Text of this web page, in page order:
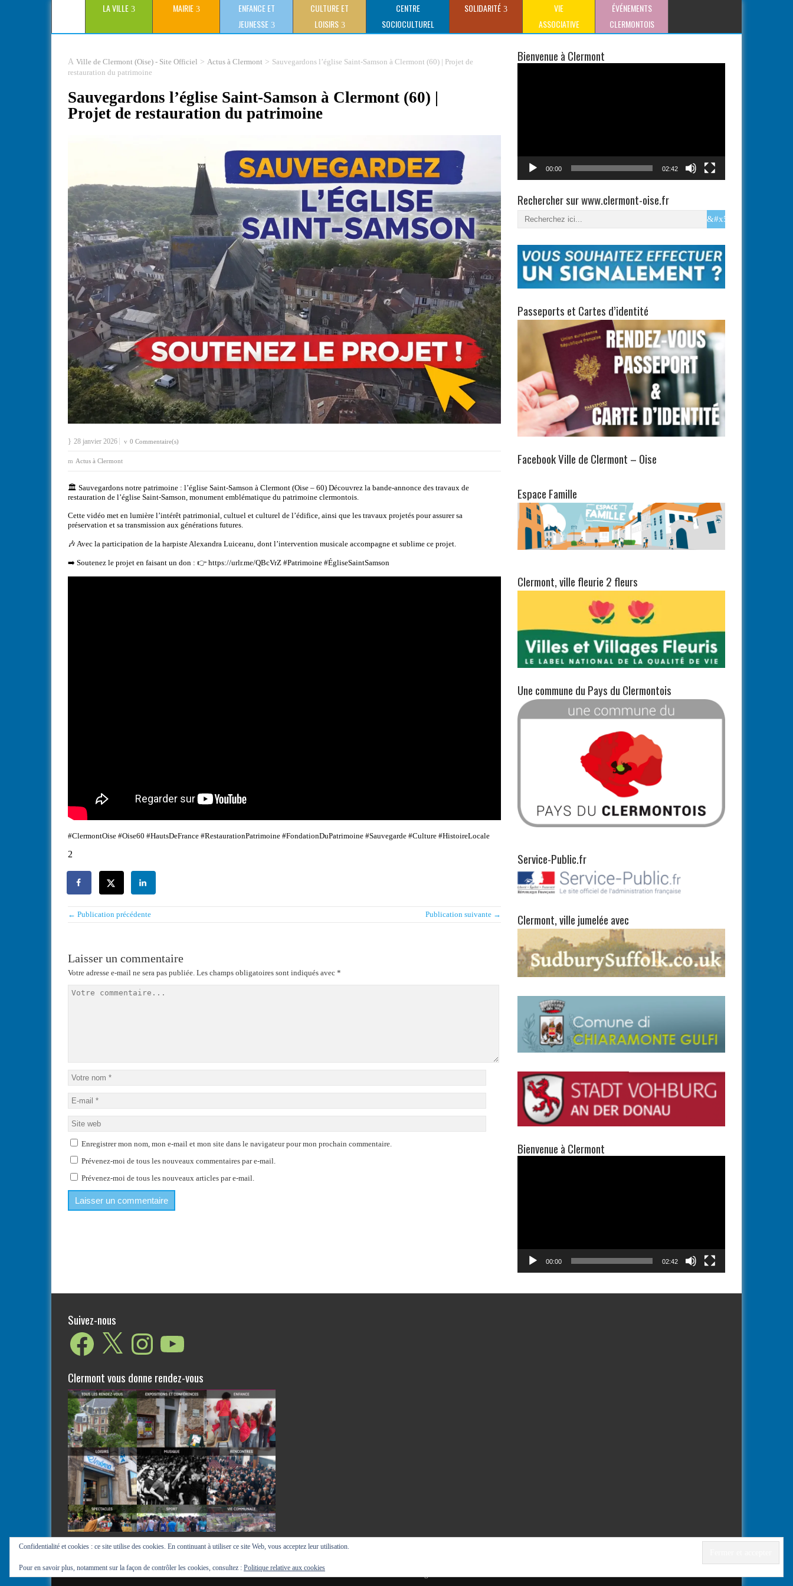
LA VILLE MAIRIE
ENFANCE ET
JEUNESSE
CULTURE ET
LOISIRS
CENTRE
SOCIOCULTUREL
SOLIDARITÉ
VIE
ASSOCIATIVE
ÉVÉNEMENTS
CLERMONTOIS
Ville de Clermont (Oise) - Site Officiel > Actus à Clermont > Sauvegardons l’église Saint-Samson à Clermont (60) | Projet de
restauration du patrimoine
Sauvegardons l’église Saint-Samson à Clermont (60) |
Projet de restauration du patrimoine
28 janvier 2026 0 Commentaire(s)
Actus à Clermont
🏛️ Sauvegardons notre patrimoine : l’église Saint-Samson à Clermont (Oise – 60) Découvrez la bande-annonce des travaux de
restauration de l’église Saint-Samson, monument emblématique du patrimoine clermontois.
Cette vidéo met en lumière l’intérêt patrimonial, cultuel et culturel de l’édifice, ainsi que les travaux projetés pour assurer sa
préservation et sa transmission aux générations futures.
🎶 Avec la participation de la harpiste Alexandra Luiceanu, dont l’intervention musicale accompagne et sublime ce projet.
➡️ Soutenez le projet en faisant un don : 👉 https://urlr.me/QBcVrZ #Patrimoine #ÉgliseSaintSamson
#ClermontOise #Oise60 #HautsDeFrance #RestaurationPatrimoine #FondationDuPatrimoine #Sauvegarde #Culture #HistoireLocale
2
← Publication précédente Publication suivante →
Laisser un commentaire
Votre adresse e-mail ne sera pas publiée. Les champs obligatoires sont indiqués avec *
Enregistrer mon nom, mon e-mail et mon site dans le navigateur pour mon prochain commentaire.
Prévenez-moi de tous les nouveaux commentaires par e-mail.
Prévenez-moi de tous les nouveaux articles par e-mail.
Bienvenue à Clermont
00:00 02:42
Rechercher sur www.clermont-oise.fr
Passeports et Cartes d’identité
Facebook Ville de Clermont – Oise
Espace Famille
Clermont, ville fleurie 2 fleurs
Une commune du Pays du Clermontois
Service-Public.fr
Clermont, ville jumelée avec
Bienvenue à Clermont
00:00 02:42
Suivez-nous
Facebook Instagram
Clermont vous donne rendez-vous
Confidentialité et cookies : ce site utilise des cookies. En continuant à utiliser ce site Web, vous acceptez leur utilisation.
Pour en savoir plus, notamment sur la façon de contrôler les cookies, consultez : Politique relative aux cookies